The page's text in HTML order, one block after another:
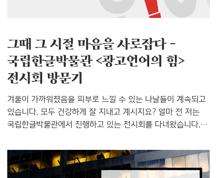
갈색 바탕 위에서 상반신을 드러내고 웃고 있는 사이렌이
그때 그 시절 마음을 사로잡다 -
국립한글박물관 <광고언어의 힘>
전시회 방문기
겨울이 가까워졌음을 피부로 느낄 수 있는 나날들이 계속되고
있습니다. 모두 건강하게 잘 지내고 계시지요? 얼마 전 저는
국립한글박물관에서 진행하고 있는 전시회를 다녀왔습니다.
바람. 가을의 정취를 만끽할 수 있었던 날이었죠. 풍경을
충분히 즐긴 후, 본래의 목적인 전시 관람을 위해 전시회장
쪽으로 발길을 돌렸습니다.제가 관람한 은 우리나라 최초의